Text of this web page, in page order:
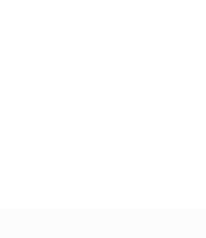
鎮魂
望ま
あるい
作家たち
私は